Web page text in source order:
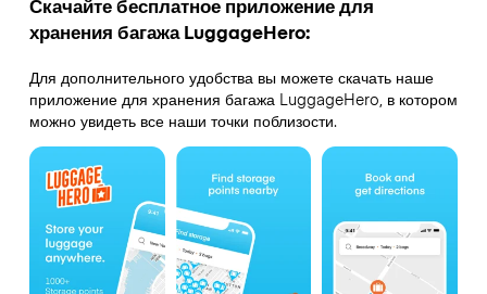
Скачайте бесплатное приложение для
хранения багажа LuggageHero:
Для дополнительного удобства вы можете скачать наше
приложение для хранения багажа LuggageHero, в котором
можно увидеть все наши точки поблизости.